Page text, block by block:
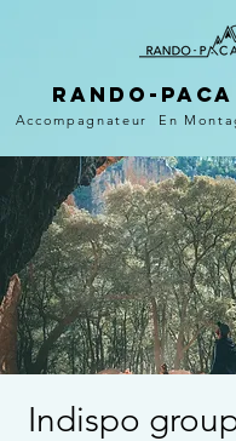
Rando-PACA
Accompagnateur En
Indispo